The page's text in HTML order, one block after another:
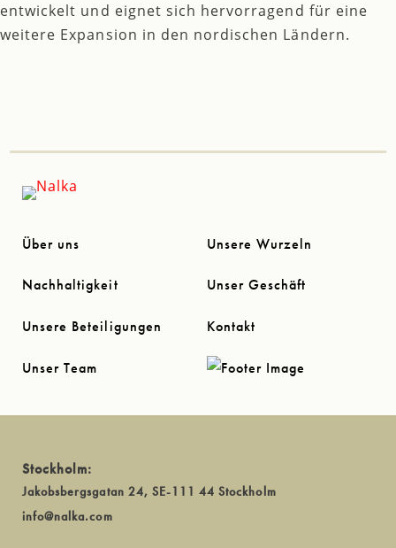
entwickelt und eignet sich hervorragend für eine
weitere Expansion in den nordischen Ländern.
Über uns Unsere Wurzeln
Nachhaltigkeit Unser Geschäft
Unsere Beteiligungen Kontakt
Unser Team
Stockholm:
Jakobsbergsgatan 24, SE-111 44 Stockholm
info@nalka.com